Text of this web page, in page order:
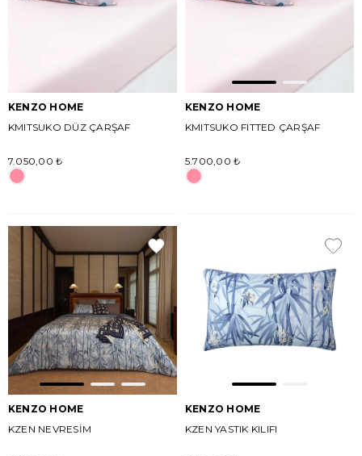
KENZO HOME
KMITSUKO DÜZ ÇARŞAF
7.050,00 ₺
KENZO HOME
KMITSUKO FITTED ÇARŞAF
5.700,00 ₺
KENZO HOME
KZEN NEVRESİM
KENZO HOME
KZEN YASTIK KILIFI